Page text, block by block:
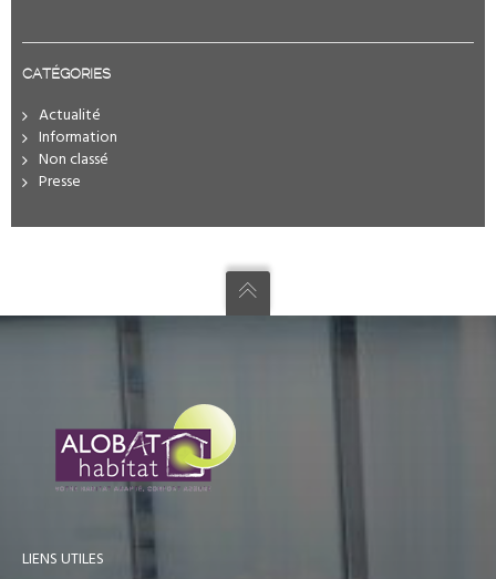
CATÉGORIES
Actualité
Information
Non classé
Presse
LIENS UTILES